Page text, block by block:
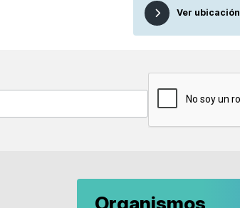
Ver ubicación
Organismos